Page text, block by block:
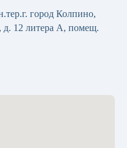
город Колпино,
д. 12 литера А, помещ.